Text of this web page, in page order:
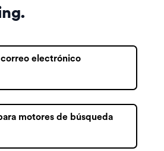
electrónico
motores de búsqueda